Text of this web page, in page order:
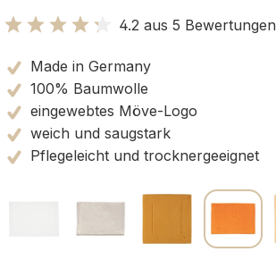
4.2 aus 5 Bewertungen
Made in Germany
100% Baumwolle
eingewebtes Möve-Logo
weich und saugstark
Pflegeleicht und trocknergeeignet